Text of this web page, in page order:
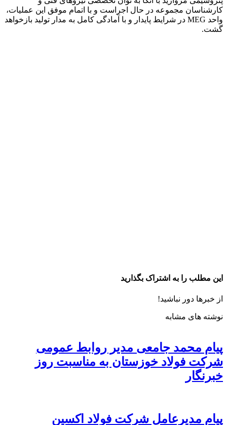
کارشناسان مجموعه در حال اجراست و با اتمام موفق این عملیات،
واحد MEG در شرایط پایدار و با آمادگی کامل به مدار تولید بازخواهد
گشت.
این مطلب را به اشتراک بگذارید
از خبرها دور نباشید!
نوشته های مشابه
پیام محمد جامعی مدیر روابط عمومی
شرکت فولاد خوزستان به مناسبت روز
خبرنگار
پیام مدیرعامل شرکت فولاد اکسین